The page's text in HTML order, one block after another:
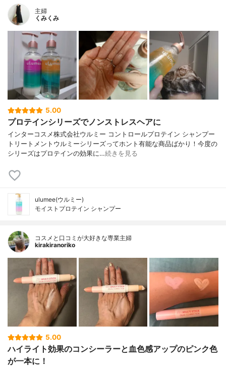
主婦
くみくみ
5.00
プロテインシリーズでノンストレスヘアに
インターコスメ株式会社ウルミー コントロールプロテイン シャンプー
トリートメントウルミーシリーズってホント有能な商品ばかり！今度の
シリーズはプロテインの効果に…続きを見る
ulumee(ウルミー)
モイストプロテイン シャンプー
コスメと口コミが大好きな専業主婦
kirakiranoriko
5.00
ハイライト効果のコンシーラーと血色感アップのピンク色
が一本に！